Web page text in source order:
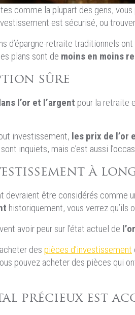
comme la plupart des gens,
est sécurisé, ou
d’épargne-retraite traditionnels
plans sont de moins en moins
sûre
l’or et l’argent pour la retraite
investissement, les prix de l’or
inquiets, mais c’est aussi
à
devraient être considérés
historiquement, vous verrez
avoir peur sur l’état actuel de
des pièces d’investissement
pouvez acheter des pièces qui
précieux est